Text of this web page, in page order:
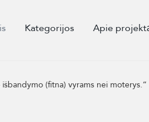
Kategorijos Apie
(fitna) vyrams nei moterys.“